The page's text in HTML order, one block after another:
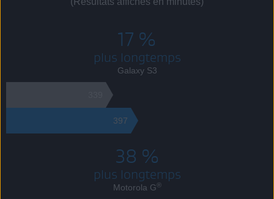
17 %
plus longtemps
Galaxy S3
397
38 %
plus longtemps
Motorola G®